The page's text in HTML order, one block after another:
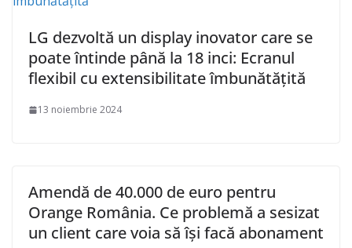
LG dezvoltă un display inovator care se
poate întinde până la 18 inci: Ecranul
flexibil cu extensibilitate îmbunătățită
13 noiembrie 2024
Amendă de 40.000 de euro pentru
Orange România. Ce problemă a sesizat
un client care voia să își facă abonament